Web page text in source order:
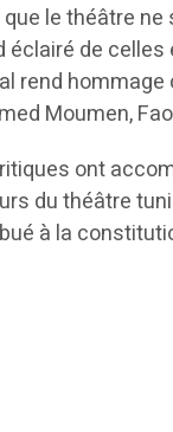
que le théâtre
éclairé de celles
rend hommage
Moumen,
ont
du théâtre
à la